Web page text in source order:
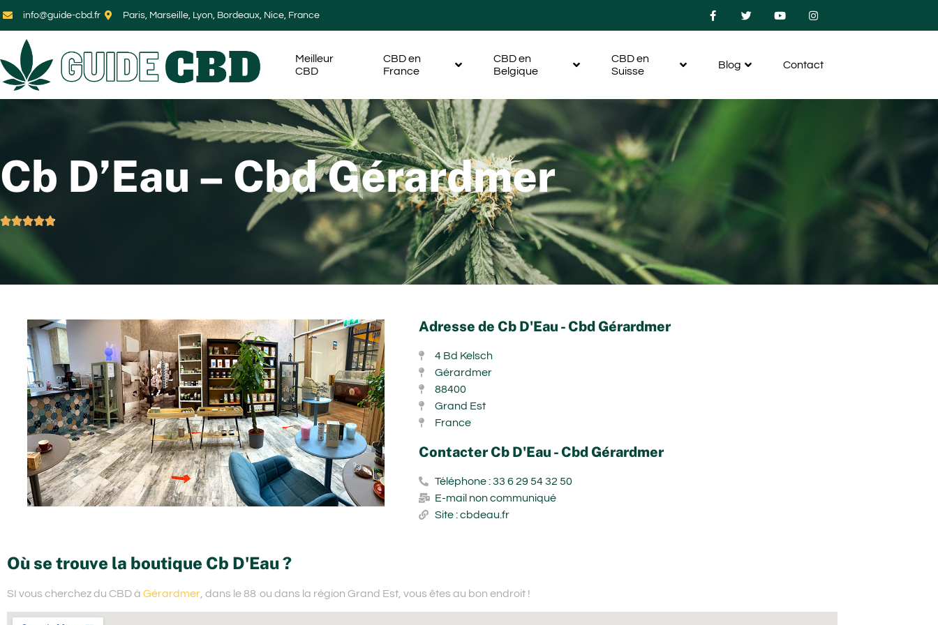
info@guide-cbd.fr Paris, Marseille, Lyon, Bordeaux, Nice, France
Meilleur
CBD
CBD en
France
CBD en
Belgique
CBD en
Suisse
Blog Contact
Cb D’Eau – Cbd Gérardmer

Adresse de Cb D'Eau - Cbd Gérardmer
4 Bd Kelsch
Gérardmer
88400
Grand Est
France
Contacter Cb D'Eau - Cbd Gérardmer
Téléphone : 33 6 29 54 32 50
E-mail non communiqué
Site : cbdeau.fr
Où se trouve la boutique Cb D'Eau ?
SI vous cherchez du CBD à Gérardmer , dans le 88 ou dans la région Grand Est, vous êtes au bon endroit !